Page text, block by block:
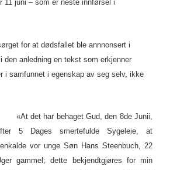
11 juni – som er neste innførsel i
for at dødsfallet ble annnonsert i
i den anledning en tekst som erkjenner
i samfunnet i egenskap av seg selv, ikke
«At det har behaget Gud, den 8de Junii,
5 Dages smertefulde Sygeleie, at
vor unge Søn Hans Steenbuch, 22
gammel; dette bekjendtgjøres for min